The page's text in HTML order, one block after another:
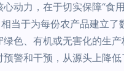
动力，在于切实保障“食
当于为每份农产品建立
色、有机或无害化的生
警和干预，从源头上降低